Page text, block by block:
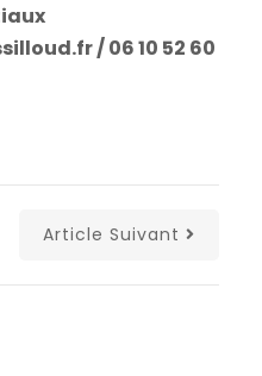
/ 06 10 52 60
Article Suivant